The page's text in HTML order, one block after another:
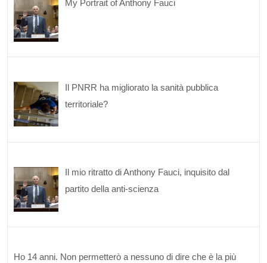
My Portrait of Anthony Fauci
Il PNRR ha migliorato la sanità pubblica
territoriale?
Il mio ritratto di Anthony Fauci, inquisito dal
partito della anti-scienza
Ho 14 anni. Non permetterò a nessuno di dire che è la più